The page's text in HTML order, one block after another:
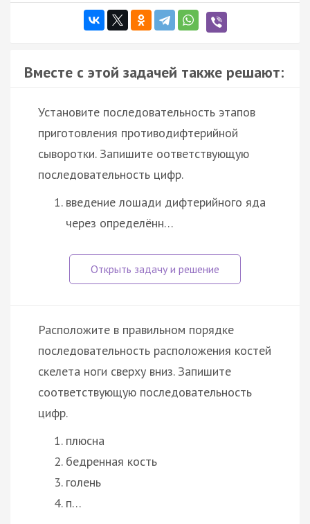
Вместе с этой задачей также решают:
Установите последовательность этапов
приготовления противодифтерийной
сыворотки. Запишите оответствующую
последовательность цифр.
введение лошади дифтерийного яда
через определённ…
Расположите в правильном порядке
последовательность расположения костей
скелета ноги сверху вниз. Запишите
соответствующую последовательность
цифр.
плюсна
бедренная кость
голень
п…